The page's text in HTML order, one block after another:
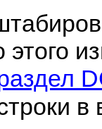
этого